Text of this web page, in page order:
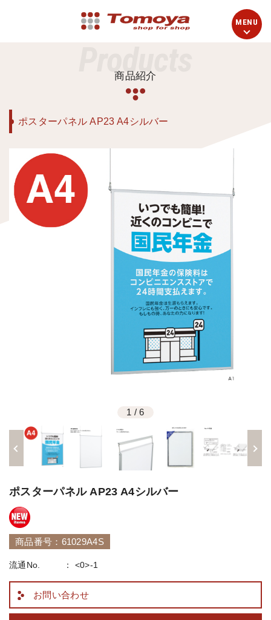
Products
商品紹介
ポスターパネル AP23 A4シルバー
1 /6
ポスターパネル AP23 A4シルバー
商品番号：61029A4S
流通No. <0>-1
お問い合わせ